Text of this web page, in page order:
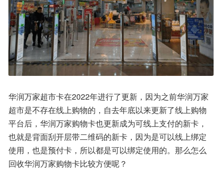
华润万家超市卡在2022年进行了更新，因为之前华润万家
超市是不存在线上购物的，自去年底以来更新了线上购物
平台后，华润万家购物卡也更新成为可线上支付的新卡，
也就是背面刮开层带二维码的新卡，因为是可以线上绑定
使用，也是预付卡，所以都是可以绑定使用的。那么怎么
回收华润万家购物卡比较方便呢？